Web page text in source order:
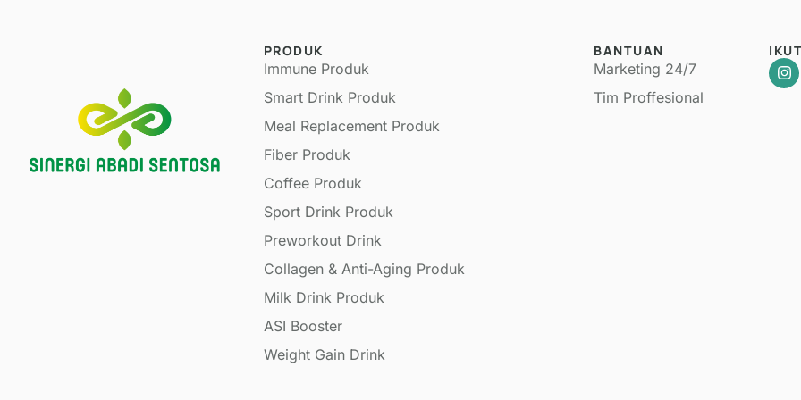
PRODUK
Immune Produk
Smart Drink Produk
Meal Replacement Produk
Fiber Produk
Coffee Produk
Sport Drink Produk
Preworkout Drink
Collagen & Anti-Aging Produk
Milk Drink Produk
ASI Booster
Weight Gain Drink
BANTUAN
Marketing 24/7
Tim Proffesional